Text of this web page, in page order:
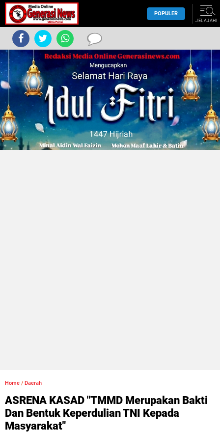
POPULER
JELAJAHI
Home / Daerah
ASRENA KASAD "TMMD Merupakan Bakti
Dan Bentuk Keperdulian TNI Kepada
Masyarakat"